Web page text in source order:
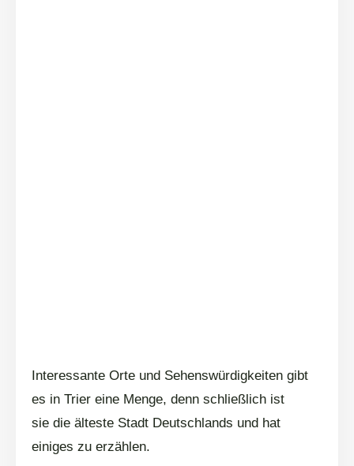
Interessante Orte und Sehenswürdigkeiten gibt
es in Trier eine Menge, denn schließlich ist
sie die älteste Stadt Deutschlands und hat
einiges zu erzählen.